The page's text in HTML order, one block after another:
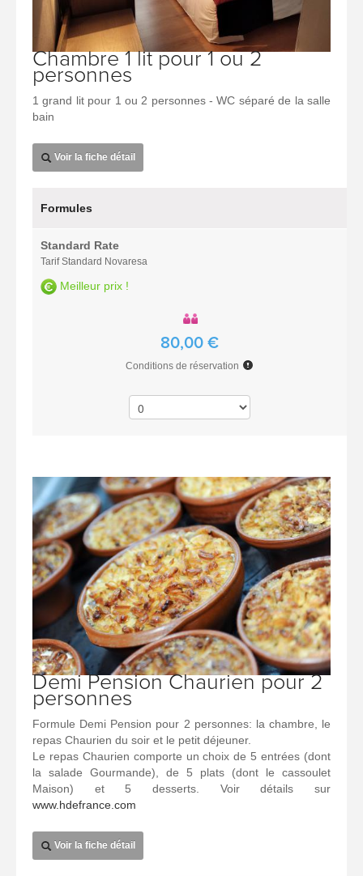
Chambre 1 lit pour 1 ou 2
personnes
1 grand lit pour 1 ou 2 personnes - WC séparé de la salle
bain
Voir la fiche détail
Formules
Standard Rate
Tarif Standard Novaresa
Meilleur prix !
80,00 €
Conditions de réservation
Demi Pension Chaurien pour 2
personnes
Formule Demi Pension pour 2 personnes: la chambre, le
repas Chaurien du soir et le petit déjeuner.
Le repas Chaurien comporte un choix de 5 entrées (dont
la salade Gourmande), de 5 plats (dont le cassoulet
Maison) et 5 desserts. Voir détails sur
www.hdefrance.com
Voir la fiche détail